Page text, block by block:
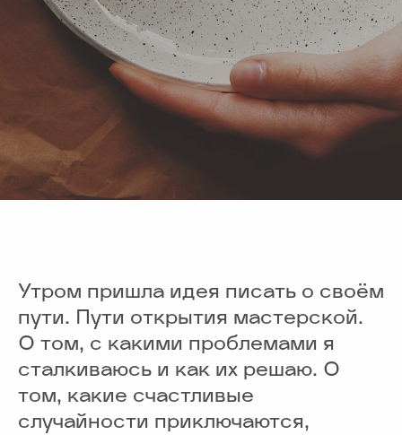
Утром пришла идея писать о своём
пути. Пути открытия мастерской.
О том, с какими проблемами я
сталкиваюсь и как их решаю. О
том, какие счастливые
случайности приключаются,